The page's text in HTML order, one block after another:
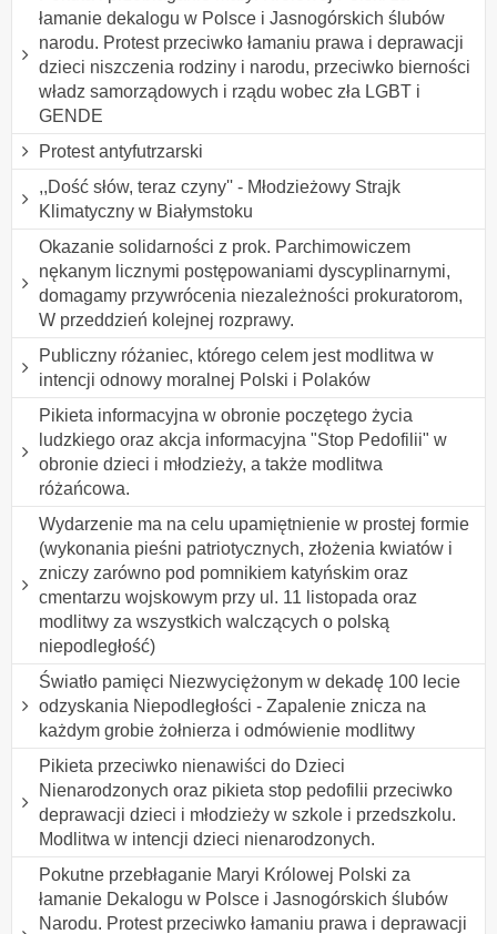
łamanie dekalogu w Polsce i Jasnogórskich ślubów
narodu. Protest przeciwko łamaniu prawa i deprawacji
dzieci niszczenia rodziny i narodu, przeciwko bierności
władz samorządowych i rządu wobec zła LGBT i
GENDE
Protest antyfutrzarski
,,Dość słów, teraz czyny'' - Młodzieżowy Strajk
Klimatyczny w Białymstoku
Okazanie solidarności z prok. Parchimowiczem
nękanym licznymi postępowaniami dyscyplinarnymi,
domagamy przywrócenia niezależności prokuratorom,
W przeddzień kolejnej rozprawy.
Publiczny różaniec, którego celem jest modlitwa w
intencji odnowy moralnej Polski i Polaków
Pikieta informacyjna w obronie poczętego życia
ludzkiego oraz akcja informacyjna "Stop Pedofilii" w
obronie dzieci i młodzieży, a także modlitwa
różańcowa.
Wydarzenie ma na celu upamiętnienie w prostej formie
(wykonania pieśni patriotycznych, złożenia kwiatów i
zniczy zarówno pod pomnikiem katyńskim oraz
cmentarzu wojskowym przy ul. 11 listopada oraz
modlitwy za wszystkich walczących o polską
niepodległość)
Światło pamięci Niezwyciężonym w dekadę 100 lecie
odzyskania Niepodległości - Zapalenie znicza na
każdym grobie żołnierza i odmówienie modlitwy
Pikieta przeciwko nienawiści do Dzieci
Nienarodzonych oraz pikieta stop pedofilii przeciwko
deprawacji dzieci i młodzieży w szkole i przedszkolu.
Modlitwa w intencji dzieci nienarodzonych.
Pokutne przebłaganie Maryi Królowej Polski za
łamanie Dekalogu w Polsce i Jasnogórskich ślubów
Narodu. Protest przeciwko łamaniu prawa i deprawacji